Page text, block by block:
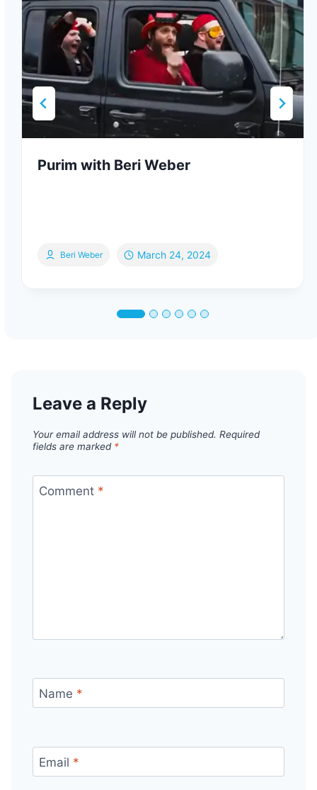
Purim with Beri Weber
Beri Weber March 24, 2024
Leave a Reply
Your email address will not be published. Required
fields are marked *
Comment *
Name *
Email *